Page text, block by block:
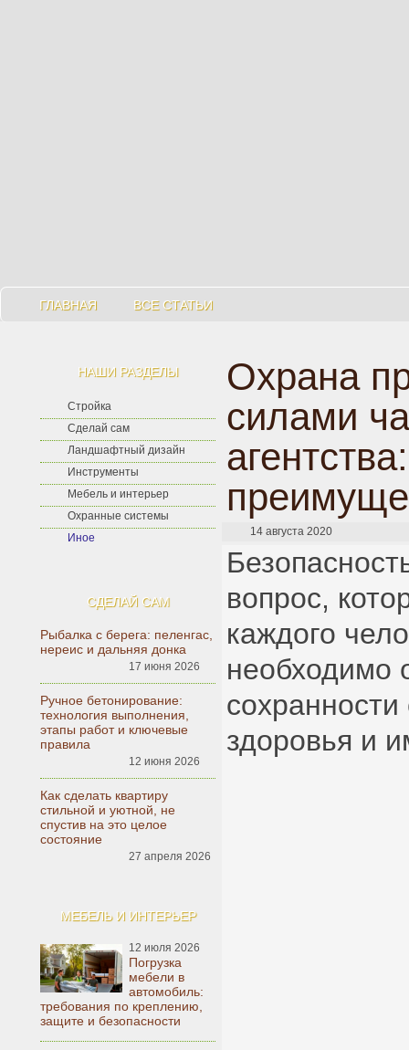
ГЛАВНАЯ ВСЕ СТАТЬИ
НАШИ РАЗДЕЛЫ
Стройка
Сделай сам
Ландшафтный дизайн
Инструменты
Мебель и интерьер
Охранные системы
Иное
СДЕЛАЙ САМ
Рыбалка с берега: пеленгас,
нереис и дальняя донка
17 июня 2026
Ручное бетонирование:
технология выполнения,
этапы работ и ключевые
правила
12 июня 2026
Как сделать квартиру
стильной и уютной, не
спустив на это целое
состояние
27 апреля 2026
МЕБЕЛЬ И ИНТЕРЬЕР
12 июля 2026
Погрузка
мебели в
автомобиль:
требования по креплению,
защите и безопасности
Охрана
силами
агентства:
14 августа 2020
вопрос,
каждого
необходимо
сохранности
здоровья и